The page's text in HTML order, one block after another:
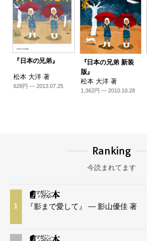
『日本の兄弟』
松本 大洋 著
628円 — 2013.07.25
『日本の兄弟 新装
版』
松本 大洋 著
1,362円 — 2010.10.28
Ranking
今読まれてます
1 『影まで愛して』 — 影山優佳 著